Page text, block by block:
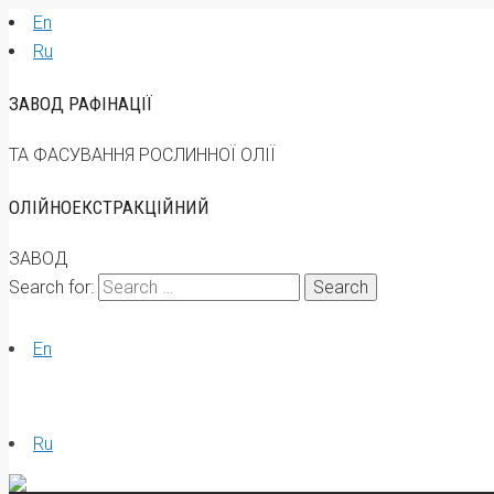
En
Ru
ЗАВОД РАФІНАЦІЇ
ТА ФАСУВАННЯ РОСЛИННОЇ ОЛІЇ
ОЛІЙНОЕКСТРАКЦІЙНИЙ
ЗАВОД
Search for:
En
Ru